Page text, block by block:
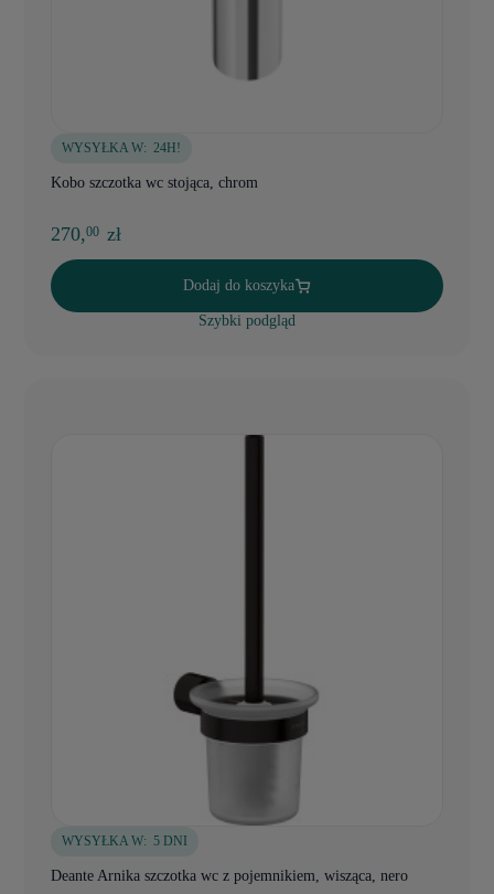
WYSYŁKA W: 24H!
Kobo szczotka wc stojąca, chrom
270,00 zł
Dodaj do koszyka
Szybki podgląd
WYSYŁKA W: 5 DNI
Deante Arnika szczotka wc z pojemnikiem, wisząca, nero